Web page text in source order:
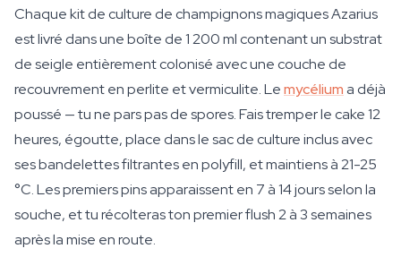
Chaque kit de culture de champignons magiques Azarius
est livré dans une boîte de 1 200 ml contenant un substrat
de seigle entièrement colonisé avec une couche de
recouvrement en perlite et vermiculite. Lemycéliuma déjà
poussé — tu ne pars pas de spores. Fais tremper le cake 12
heures, égoutte, place dans le sac de culture inclus avec
ses bandelettes filtrantes en polyfill, et maintiens à 21-25
°C. Les premiers pins apparaissent en 7 à 14 jours selon la
souche, et tu récolteras ton premier flush 2 à 3 semaines
après la mise en route.